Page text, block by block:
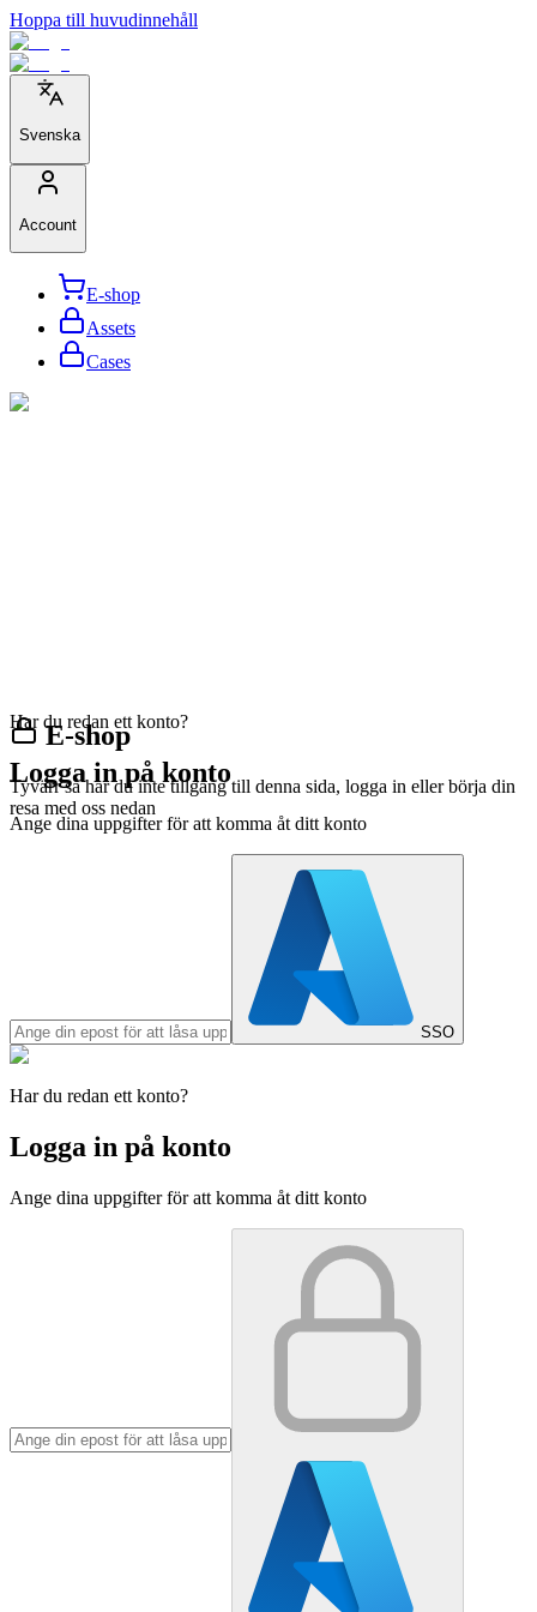
Hoppa till huvudinnehåll
Svenska
Account
E-shop
Assets
Cases
E-shop
Tyvärr så har du inte tillgång till denna sida, logga in eller börja din
resa med oss nedan
Har du redan ett konto?
Logga in på konto
Ange dina uppgifter för att komma åt ditt konto
SSO
Har du redan ett konto?
Logga in på konto
Ange dina uppgifter för att komma åt ditt konto